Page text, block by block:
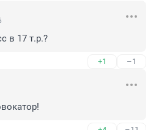
в 17 т.р.?
+1 –1